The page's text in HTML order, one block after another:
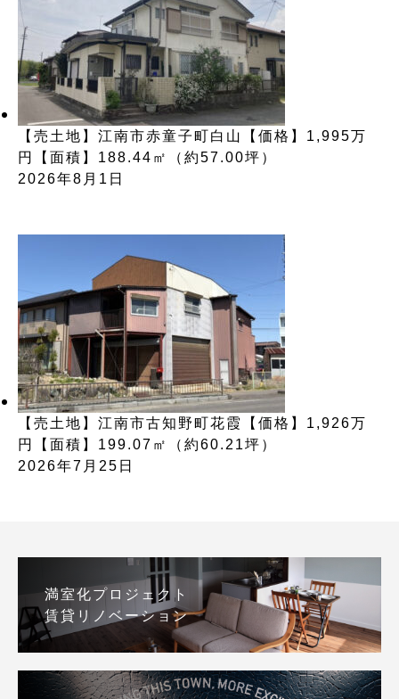
【売土地】江南市赤童子町白山【価格】1,995万
円【面積】188.44㎡（約57.00坪）
2026年8月1日
【売土地】江南市古知野町花霞【価格】1,926万
円【面積】199.07㎡（約60.21坪）
2026年7月25日
満室化プロジェクト
賃貸リノベーション